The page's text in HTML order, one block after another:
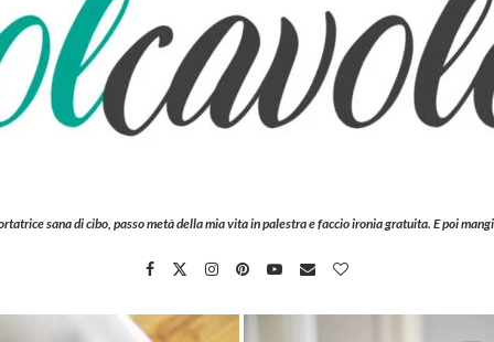
sana di cibo, passo metà della mia vita in palestra e faccio ironia gratuita. E poi